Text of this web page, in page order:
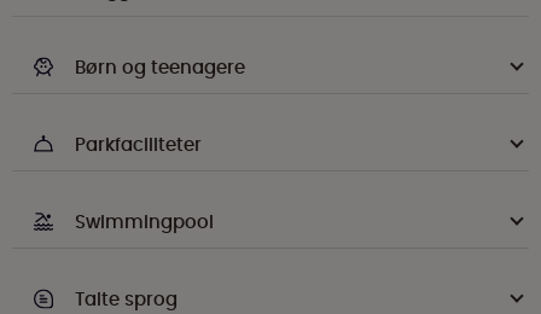
Børn og teenagere
Parkfaciliteter
Swimmingpool
Talte sprog